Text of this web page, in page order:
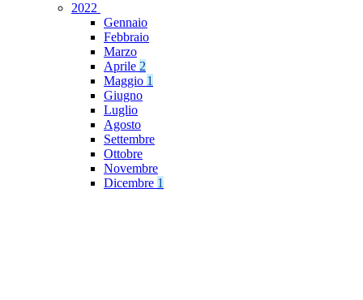
2022
Gennaio
Febbraio
Marzo
Aprile 2
Maggio 1
Giugno
Luglio
Agosto
Settembre
Ottobre
Novembre
Dicembre 1